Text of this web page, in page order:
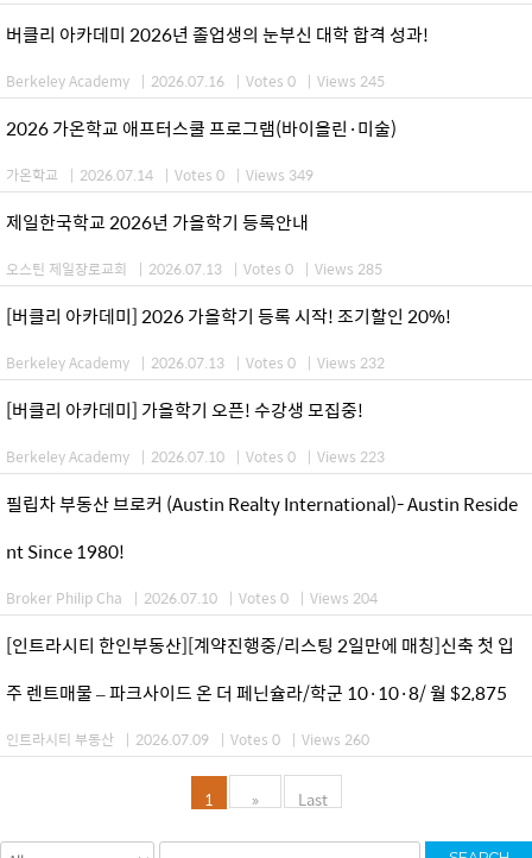
버클리 아카데미 2026년 졸업생의 눈부신 대학 합격 성과!
Berkeley Academy | 2026.07.16 | Votes 0 | Views 245
2026 가온학교 애프터스쿨 프로그램(바이올린·미술)
가온학교 | 2026.07.14 | Votes 0 | Views 349
제일한국학교 2026년 가을학기 등록안내
오스틴 제일장로교회 | 2026.07.13 | Votes 0 | Views 285
[버클리 아카데미] 2026 가을학기 등록 시작! 조기할인 20%!
Berkeley Academy | 2026.07.13 | Votes 0 | Views 232
[버클리 아카데미] 가을학기 오픈! 수강생 모집중!
Berkeley Academy | 2026.07.10 | Votes 0 | Views 223
필립차 부동산 브로커 (Austin Realty International)- Austin Reside
nt Since 1980!
Broker Philip Cha | 2026.07.10 | Votes 0 | Views 204
[인트라시티 한인부동산][계약진행중/리스팅 2일만에 매칭]신축 첫 입
주 렌트매물 – 파크사이드 온 더 페닌슐라/학군 10·10·8/ 월 $2,875
인트라시티 부동산 | 2026.07.09 | Votes 0 | Views 260
1 » Last